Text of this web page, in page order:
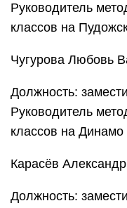
Руководитель
классов на
Чугурова Любовь
Должность:
Руководитель
классов на Динамо
Карасёв
Должность: